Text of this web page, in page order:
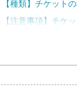
【種類】チケット
【注意事項】チケ